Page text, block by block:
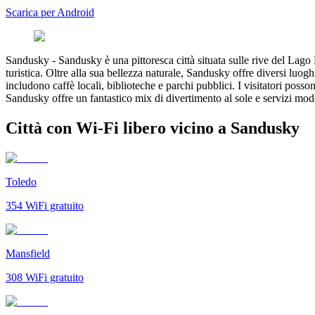
Scarica per Android
Sandusky - Sandusky è una pittoresca città situata sulle rive del
turistica. Oltre alla sua bellezza naturale, Sandusky offre diversi
includono caffè locali, biblioteche e parchi pubblici. I visitatori
Sandusky offre un fantastico mix di divertimento al sole e servizi
Città con Wi-Fi libero vicino a Sandusky
Toledo
354 WiFi gratuito
Mansfield
308 WiFi gratuito